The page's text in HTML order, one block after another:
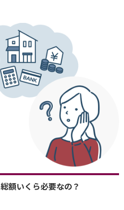
総額いくら必要なの？